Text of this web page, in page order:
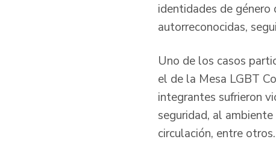
identidades de
autorreconocidas,
Uno de los casos
el de la Mesa LGBT
integrantes sufrieron
seguridad, al
circulación, entre otros.